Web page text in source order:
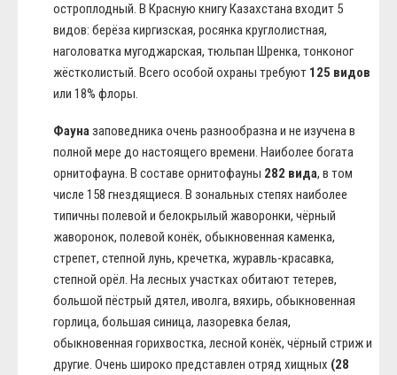
остроплодный. В Красную книгу Казахстана входит 5
видов: берёза киргизская, росянка круглолистная,
наголоватка мугоджарская, тюльпан Шренка, тонконог
жёстколистый. Всего особой охраны требуют 125 видов
или 18% флоры.
Фауназаповедника очень разнообразна и не изучена в
полной мере до настоящего времени. Наиболее богата
орнитофауна. В составе орнитофауны 282 вида, в том
числе 158 гнездящиеся. В зональных степях наиболее
типичны полевой и белокрылый жаворонки, чёрный
жаворонок, полевой конёк, обыкновенная каменка,
стрепет, степной лунь, кречетка, журавль-красавка,
степной орёл. На лесных участках обитают тетерев,
большой пёстрый дятел, иволга, вяхирь, обыкновенная
горлица, большая синица, лазоревка белая,
обыкновенная горихвостка, лесной конёк, чёрный стриж и
другие. Очень широко представлен отряд хищных (28